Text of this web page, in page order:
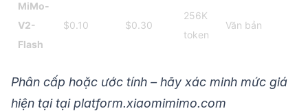
MiMo-
V2-
Flash
$0.10 $0.30
256K
token
Văn bản
Phân cấp hoặc ước tính – hãy xác minh mức giá
hiện tại tại platform.xiaomimimo.com